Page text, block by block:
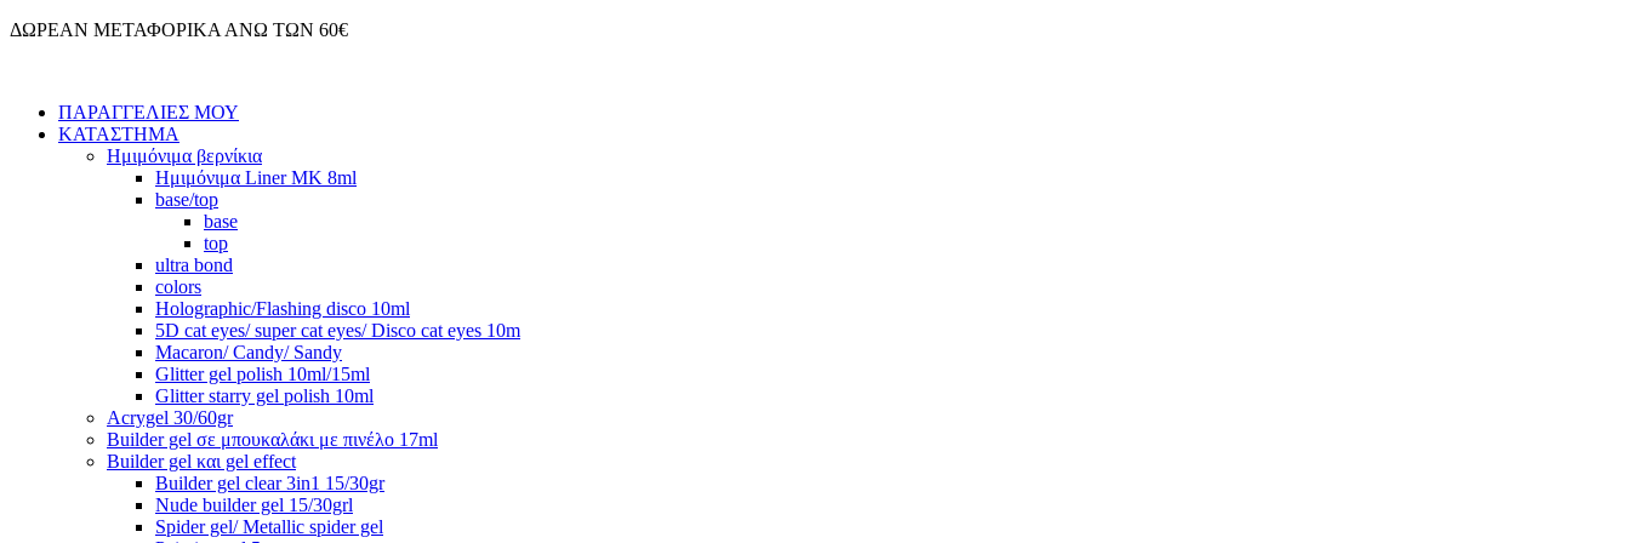
Μετάβαση
ΔΩΡΕΑΝ ΜΕΤΑΦΟΡΙΚΑ ΑΝΩ ΤΩΝ 60€
ΠΑΡΑΓΓΕΛΙΕΣ ΜΟΥ
ΚΑΤΑΣΤΗΜΑ
Ημιμόνιμα βερνίκια
Ημιμόνιμα Liner ΜΚ 8ml
base/top
base
top
ultra bond
colors
Holographic/Flashing disco 10ml
5D cat eyes/ super cat eyes/ Disco cat eyes 10m
Macaron/ Candy/ Sandy
Glitter gel polish 10ml/15ml
Glitter starry gel polish 10ml
Acrygel 30/60gr
Builder gel σε μπουκαλάκι με πινέλο 17ml
Builder gel και gel effect
Builder gel clear 3in1 15/30gr
Nude builder gel 15/30grl
Spider gel/ Metallic spider gel